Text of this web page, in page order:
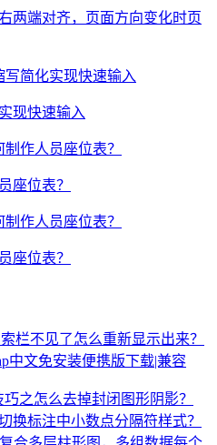
两端对齐，页面方向变化时页
现快速输入
座位表？
座位表？
栏不见了怎么重新显示出来？
中文免安装便携版下载|兼容
巧之怎么去掉封闭图形阴影？
换标注中小数点分隔符样式？